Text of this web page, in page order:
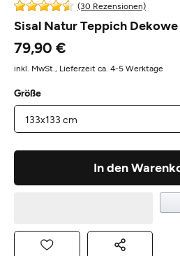
(30 Rezensionen)
Sisal Natur Teppich
79,90 €
inkl. MwSt., Lieferzeit ca. 4-5 Werktage
Größe
In den